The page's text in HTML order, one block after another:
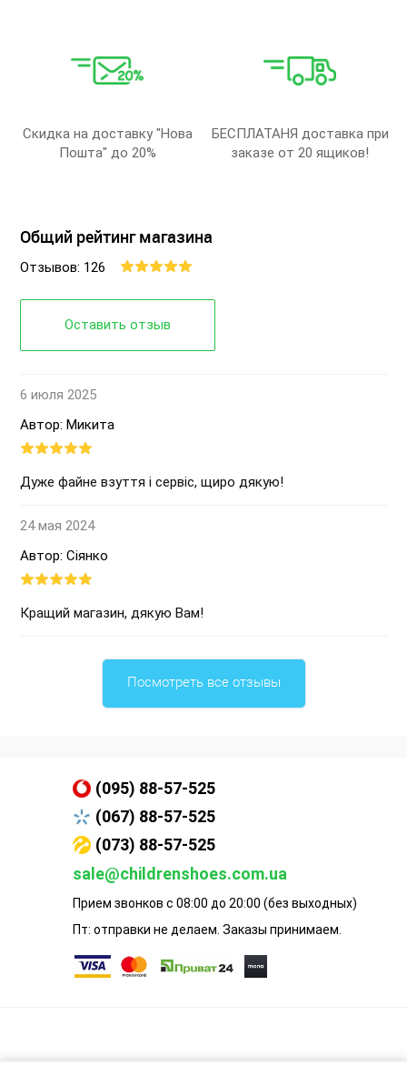
Скидка на доставку "Нова
Пошта" до 20%
БЕСПЛАТАНЯ доставка при
заказе от 20 ящиков!
Общий рейтинг магазина
Отзывов: 126
Оставить отзыв
6 июля 2025
Автор: Микита
Дуже файне взуття і сервіс, щиро дякую!
24 мая 2024
Автор: Сіянко
Кращий магазин, дякую Вам!
Посмотреть все отзывы
(095) 88-57-525
(067) 88-57-525
(073) 88-57-525
sale@childrenshoes.com.ua
Прием звонков с 08:00 до 20:00 (без выходных)
Пт: отправки не делаем. Заказы принимаем.